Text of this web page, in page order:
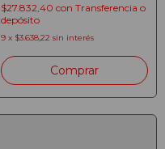
$27.832,40 con Transferencia o
depósito
9 x $3.638,22 sin interés